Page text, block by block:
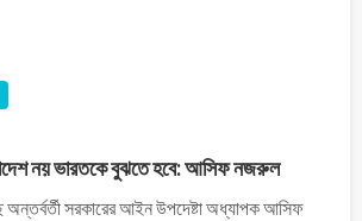
নয় ভারতকে বুঝতে হবে: আসিফ নজরুল
অন্তর্বর্তী সরকারের আইন উপদেষ্টা অধ্যাপক আসিফ